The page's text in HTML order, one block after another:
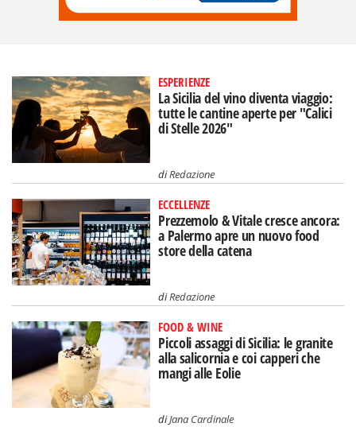
ESPERIENZE
La Sicilia del vino diventa viaggio:
tutte le cantine aperte per "Calici
di Stelle 2026"
diRedazione
ECCELLENZE
Prezzemolo & Vitale cresce ancora:
a Palermo apre un nuovo food
store della catena
diRedazione
FOOD & WINE
Piccoli assaggi di Sicilia: le granite
alla salicornia e coi capperi che
mangi alle Eolie
diJana Cardinale